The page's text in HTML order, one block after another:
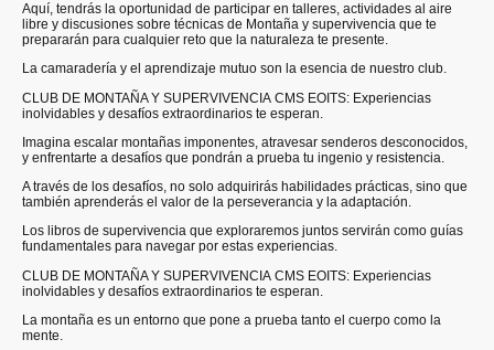
Aquí, tendrás la oportunidad de participar en talleres, actividades al aire
libre y discusiones sobre técnicas de Montaña y supervivencia que te
prepararán para cualquier reto que la naturaleza te presente.
La camaradería y el aprendizaje mutuo son la esencia de nuestro club.
CLUB DE MONTAÑA Y SUPERVIVENCIA CMS EOITS: Experiencias
inolvidables y desafíos extraordinarios te esperan.
Imagina escalar montañas imponentes, atravesar senderos desconocidos,
y enfrentarte a desafíos que pondrán a prueba tu ingenio y resistencia.
A través de los desafíos, no solo adquirirás habilidades prácticas, sino que
también aprenderás el valor de la perseverancia y la adaptación.
Los libros de supervivencia que exploraremos juntos servirán como guías
fundamentales para navegar por estas experiencias.
CLUB DE MONTAÑA Y SUPERVIVENCIA CMS EOITS: Experiencias
inolvidables y desafíos extraordinarios te esperan.
La montaña es un entorno que pone a prueba tanto el cuerpo como la
mente.